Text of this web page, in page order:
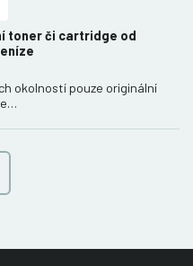
toner či cartridge od
okolností pouze originální